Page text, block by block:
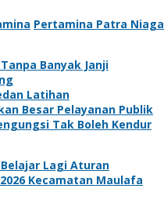
Pertamina Patra Niaga
Banyak Janji
Latihan
Besar Pelayanan Publik
Tak Boleh Kendur
Lagi Aturan
Kecamatan Maulafa